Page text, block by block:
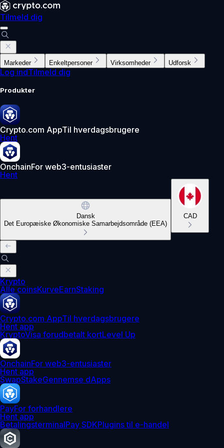
Tilmeld dig
Markeder Enkeltpersoner Virksomheder Udforsk
Log indTilmeld dig
Produkter
Crypto.com AppTil hverdagsbrugere
Hent
OnchainFor web3-entusiaster
Hent
Dansk
Det Europæiske Økonomiske Samarbejdsområde (EEA)
CAD
Krypto
Alle coinsKurveEarnStaking
Crypto.com AppTil hverdagsbrugere
Hent app
KryptoVisa forudbetalt kortLevel Up
OnchainFor web3-entusiaster
Hent app
SwapStakeGennemse dApps
PayFor forhandlere
Hent app
BetalingsterminalPay SDKPlugins til e-handel